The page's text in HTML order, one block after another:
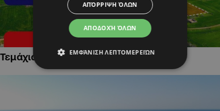
Τεμάχια Γης σε Οικιστικές Περιοχές
ΑΠΟΔΟΧΉ ΌΛΩΝ
ΑΠΌΡΡΙΨΗ ΌΛΩΝ
ΕΜΦΆΝΙΣΗ ΛΕΠΤΟΜΕΡΕΙΏΝ